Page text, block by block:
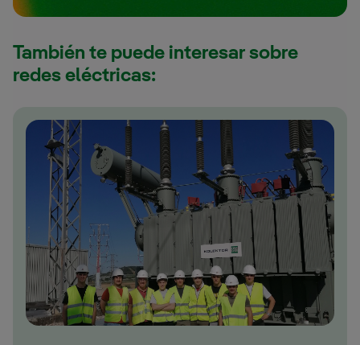
También te puede interesar sobre
redes eléctricas: